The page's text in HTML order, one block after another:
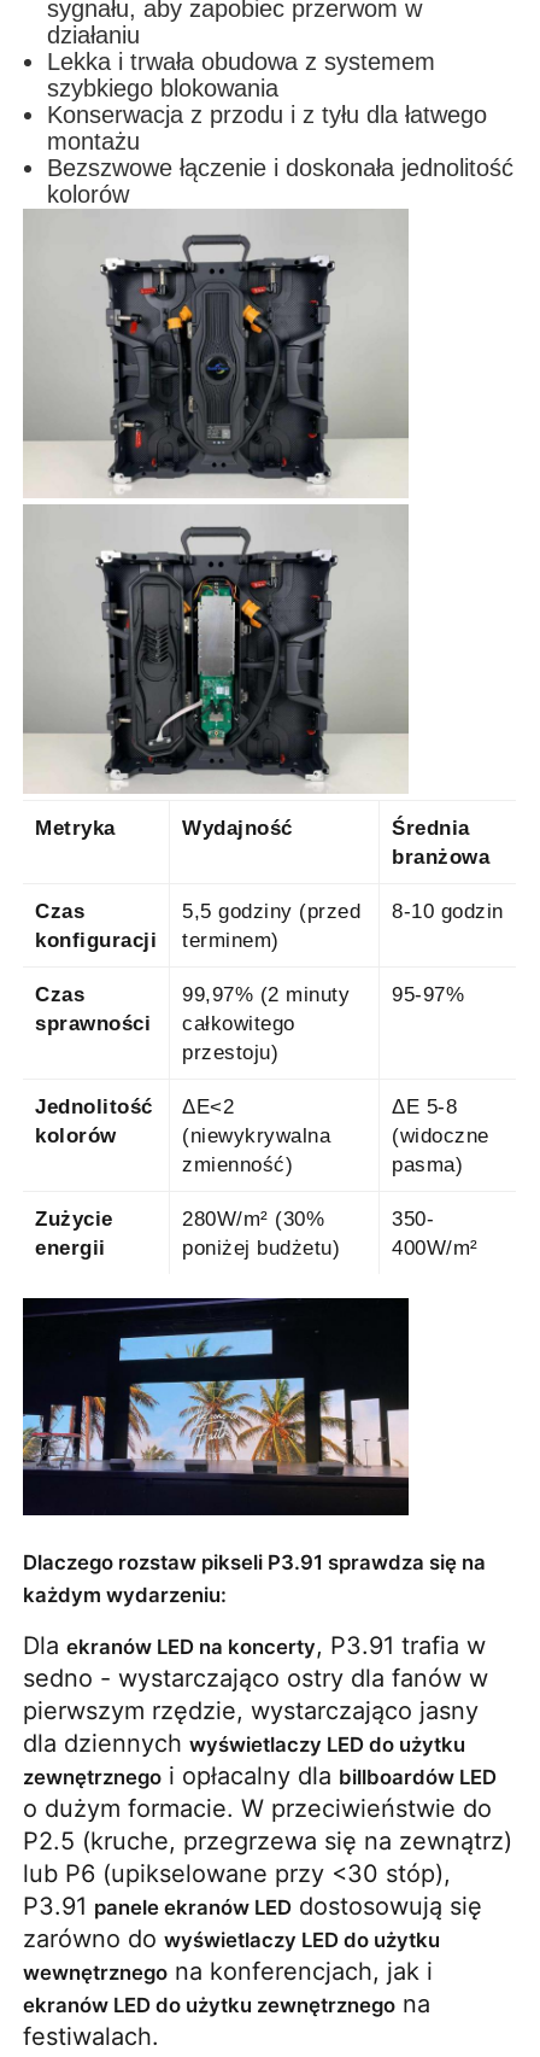
sygnału, aby zapobiec przerwom w
działaniu
Lekka i trwała obudowa z systemem
szybkiego blokowania
Konserwacja z przodu i z tyłu dla łatwego
montażu
Bezszwowe łączenie i doskonała jednolitość
kolorów
Metryka Wydajność
Średnia
branżowa
Czas
konfiguracji
5,5 godziny (przed
terminem)
8-10 godzin
Czas
sprawności
99,97% (2 minuty
całkowitego
przestoju)
95-97%
Jednolitość
kolorów
ΔE<2
(niewykrywalna
zmienność)
ΔE 5-8
(widoczne
pasma)
Zużycie
energii
280W/m² (30%
poniżej budżetu)
350-
400W/m²
Dlaczego rozstaw pikseli P3.91 sprawdza się na
każdym wydarzeniu:
Dlaekranów LED na koncerty, P3.91 trafia w
sedno - wystarczająco ostry dla fanów w
pierwszym rzędzie, wystarczająco jasny
dla dziennychwyświetlaczy LED do użytku
zewnętrznego i opłacalny dla billboardów LED
o dużym formacie. W przeciwieństwie do
P2.5 (kruche, przegrzewa się na zewnątrz)
lub P6 (upikselowane przy <30 stóp),
P3.91 panele ekranów LED dostosowują się
zarówno dowyświetlaczy LED do użytku
wewnętrznego na konferencjach, jak i
ekranów LED do użytku zewnętrznego na
festiwalach.